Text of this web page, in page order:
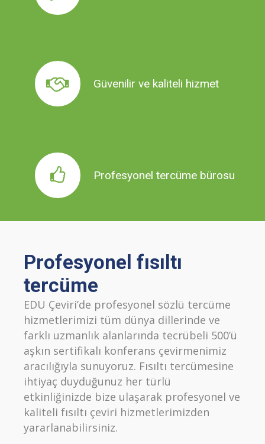
Güvenilir ve kaliteli hizmet
Profesyonellik ve üstün kalite anlayışı ile
güvenilir tercüme hizmetleri sunuyoruz.
Profesyonel tercüme bürosu
Tercümeye ihtiyaç duyduğunuz her alanda
profesyonel dil çözümleri sağlıyoruz.
Profesyonel fısıltı
tercüme
EDU Çeviri’de profesyonel sözlü tercüme
hizmetlerimizi tüm dünya dillerinde ve
farklı uzmanlık alanlarında tecrübeli 500’ü
aşkın sertifikalı konferans çevirmenimiz
aracılığıyla sunuyoruz. Fısıltı tercümesine
ihtiyaç duyduğunuz her türlü
etkinliğinizde bize ulaşarak profesyonel ve
kaliteli fısıltı çeviri hizmetlerimizden
yararlanabilirsiniz.